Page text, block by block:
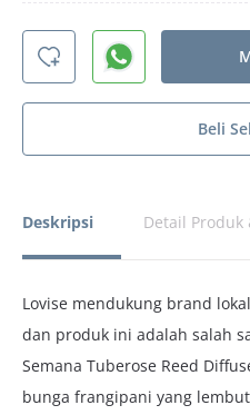
Beli
Deskripsi Detail Produk
Lovise mendukung brand
dan produk ini adalah salah
Semana Tuberose Reed
bunga frangipani yang